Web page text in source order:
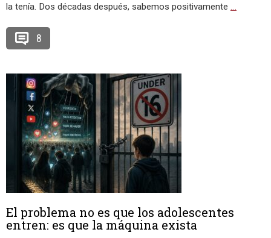
la tenía. Dos décadas después, sabemos positivamente …
8
El problema no es que los adolescentes
entren: es que la máquina exista